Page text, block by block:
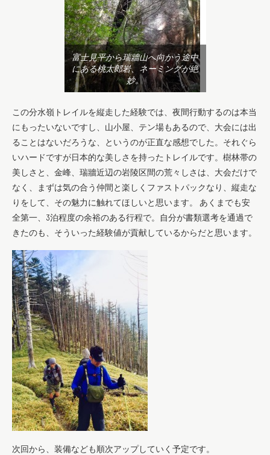
富士見平から瑞牆山へ向かう途中
にある桃太郎岩、ネーミングが絶
妙。
この分水嶺トレイルを縦走した経験では、夜間行動するのは本当
にもったいないですし、山小屋、テン場もあるので、大会には出
ることはないだろうな、というのが正直な感想でした。それぐら
いハードですが日本的な美しさを持ったトレイルです。樹林帯の
美しさと、金峰、瑞牆近辺の岩陵区間の荒々しさは、大会だけで
なく、まずは気の合う仲間と楽しくファストパックなり、縦走な
りをして、その魅力に触れてほしいと思います。 あくまでも安
全第一、3泊程度の余裕のある行程で。自分が書類選考を通過で
きたのも、そういった経験値が貢献しているからだと思います。
次回から、装備なども順次アップしていく予定です。